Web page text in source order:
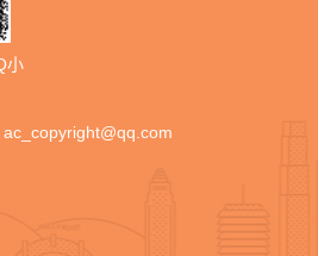
小
ac_copyright@qq.com